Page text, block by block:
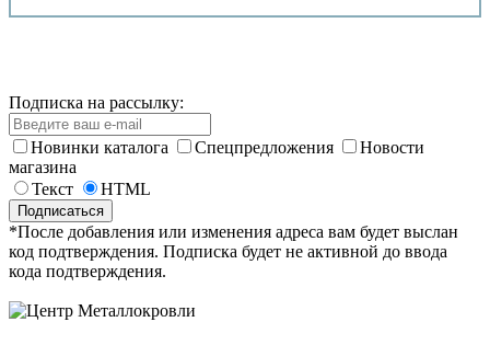
Подписка на рассылку:
Новинки каталога Спецпредложения
Новости
магазина
Текст
HTML
*После добавления или изменения адреса вам будет выслан
код подтверждения. Подписка будет не активной до ввода
кода подтверждения.